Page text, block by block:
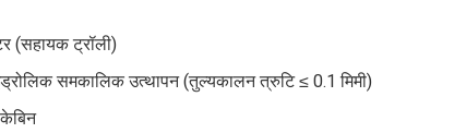
(सहायक ट्रॉली)
समकालिक उत्थापन (तुल्यकालन त्रुटि ≤ 0.1 मिमी)